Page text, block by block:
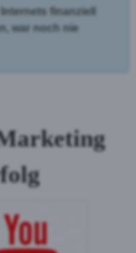
finanziell
war noch nie